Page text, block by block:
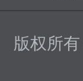
版权所